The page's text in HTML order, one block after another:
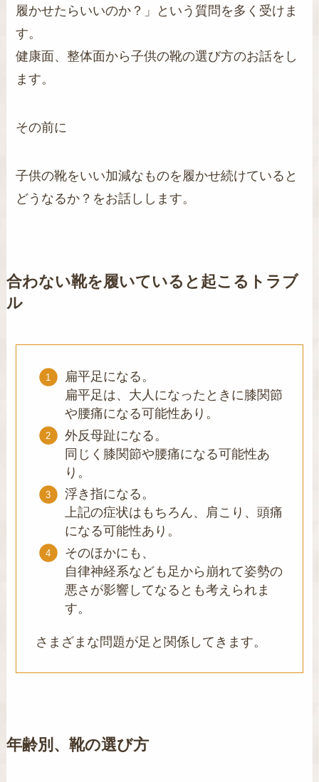
履かせたらいいのか？」という質問を多く受けま
す。
健康面、整体面から子供の靴の選び方のお話をし
ます。
その前に
子供の靴をいい加減なものを履かせ続けていると
どうなるか？をお話しします。
合わない靴を履いていると起こるトラブ
ル
扁平足になる。
扁平足は、大人になったときに膝関節
や腰痛になる可能性あり。
外反母趾になる。
同じく膝関節や腰痛になる可能性あ
り。
浮き指になる。
上記の症状はもちろん、肩こり、頭痛
になる可能性あり。
そのほかにも、
自律神経系なども足から崩れて姿勢の
悪さが影響してなるとも考えられま
す。
さまざまな問題が足と関係してきます。
年齢別、靴の選び方